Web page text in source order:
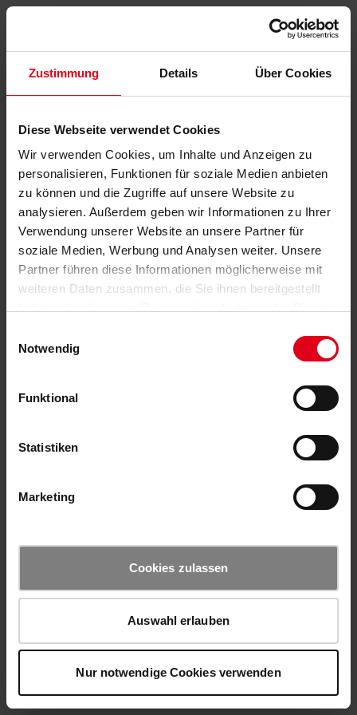
Zustimmung Details Über Cookies
Diese Webseite verwendet Cookies
Wir verwenden Cookies, um Inhalte und Anzeigen zu
personalisieren, Funktionen für soziale Medien anbieten
zu können und die Zugriffe auf unsere Website zu
analysieren. Außerdem geben wir Informationen zu Ihrer
Verwendung unserer Website an unsere Partner für
soziale Medien, Werbung und Analysen weiter. Unsere
Partner führen diese Informationen möglicherweise mit
weiteren Daten zusammen, die Sie ihnen bereitgestellt
Notwendig
Funktional
Statistiken
Marketing
Cookies zulassen
Auswahl erlauben
Nur notwendige Cookies verwenden